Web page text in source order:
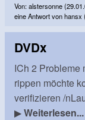
Von: alstersonne
eine Antwort von hansx
DVDx
ICh 2 Probleme
rippen möchte
verifizieren /
▶Weiterlesen...